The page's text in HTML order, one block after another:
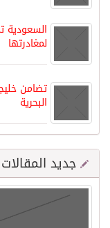
لمغادرتها
تضامن
البحرية
جديد المقالات